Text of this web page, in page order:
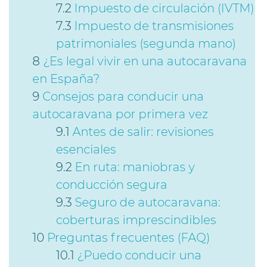
Impuesto de circulación (IVTM)
Impuesto de transmisiones
patrimoniales (segunda mano)
¿Es legal vivir en una autocaravana
en España?
Consejos para conducir una
autocaravana por primera vez
Antes de salir: revisiones
esenciales
En ruta: maniobras y
conducción segura
Seguro de autocaravana:
coberturas imprescindibles
Preguntas frecuentes (FAQ)
¿Puedo conducir una